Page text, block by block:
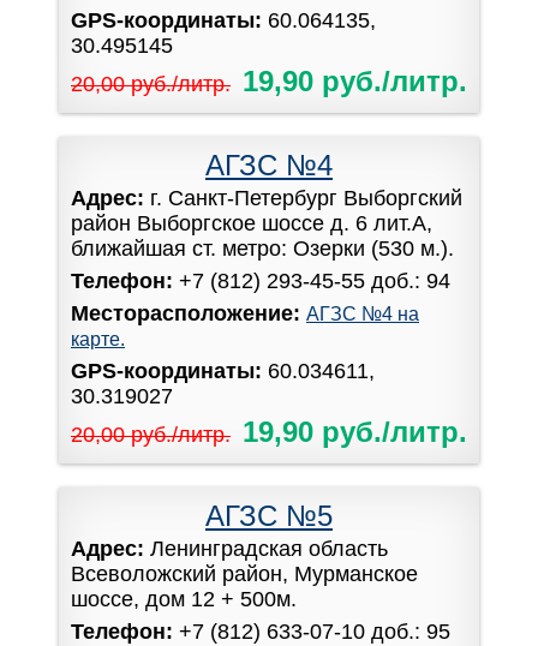
GPS-координаты: 60.064135,
30.495145
20,00 руб./литр. 19,90 руб./литр.
АГЗС №4
Адрес: г. Санкт-Петербург Выборгский
район Выборгское шоссе д. 6 лит.А,
ближайшая ст. метро: Озерки (530 м.).
Телефон: +7 (812) 293-45-55 доб.: 94
Месторасположение: АГЗС №4 на
карте.
GPS-координаты: 60.034611,
30.319027
20,00 руб./литр. 19,90 руб./литр.
АГЗС №5
Адрес: Ленинградская область
Всеволожский район, Мурманское
шоссе, дом 12 + 500м.
Телефон: +7 (812) 633-07-10 доб.: 95